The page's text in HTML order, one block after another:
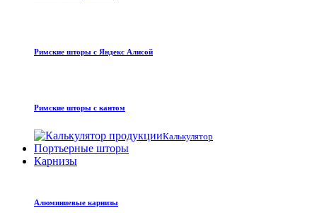
Римские шторы с Яндекс Алисой
Римские шторы с кантом
Калькулятор
Портьерные шторы
Карнизы
Алюминиевые карнизы